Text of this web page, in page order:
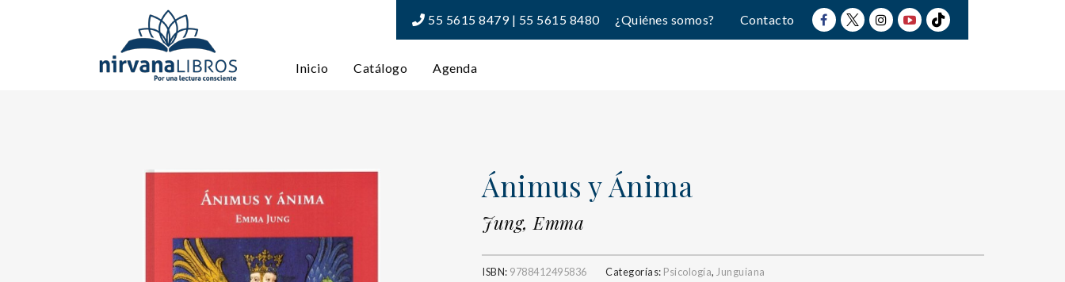
55 5615 8479 | 55 5615 8480 ¿Quiénes somos? Contacto
Inicio Catálogo Agenda
Ánimus y Ánima
Jung, Emma
ISBN: 9788412495836 Categorías: Psicología, Junguiana